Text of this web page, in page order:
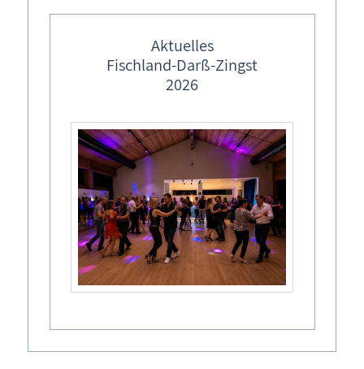
Lebendiger Adventskalender
Veranstalter
Eigenbetrieb Kurverwaltung Born a. Darß
Aktuelles
Fischland-Darß-Zingst
2026